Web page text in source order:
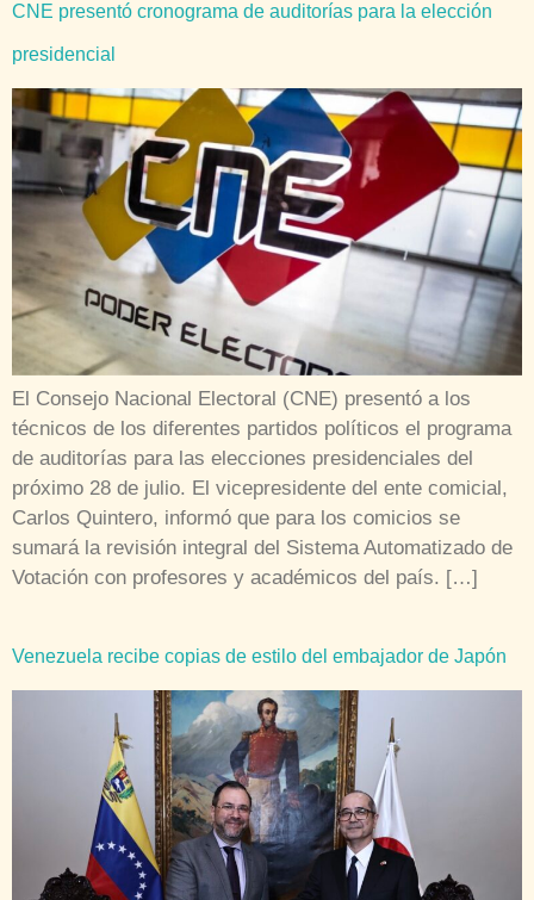
CNE presentó cronograma de auditorías para la elección
presidencial
El Consejo Nacional Electoral (CNE) presentó a los
técnicos de los diferentes partidos políticos el programa
de auditorías para las elecciones presidenciales del
próximo 28 de julio. El vicepresidente del ente comicial,
Carlos Quintero, informó que para los comicios se
sumará la revisión integral del Sistema Automatizado de
Votación con profesores y académicos del país. […]
Venezuela recibe copias de estilo del embajador de Japón